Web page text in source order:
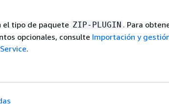
el tipo de paquete ZIP-PLUGIN . Para
opcionales, consulte Importación y
.